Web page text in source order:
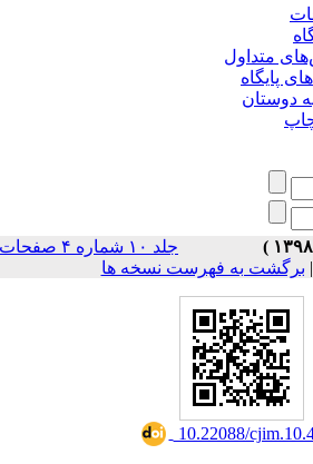
متداول
پایگاه
دوستان
جلد ۱۰ شماره ۴ صفحات
به فهرست نسخه ها
10.22088/